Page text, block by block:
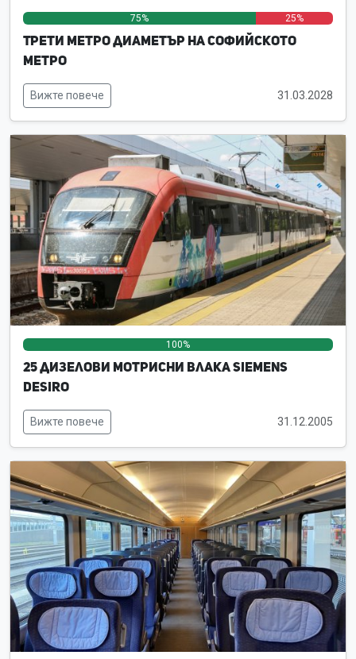
75% 25%
Трети метро диаметър на Софийското
метро
Вижте повече 31.03.2028
100%
25 дизелови мотрисни влака Siemens
Desiro
Вижте повече 31.12.2005